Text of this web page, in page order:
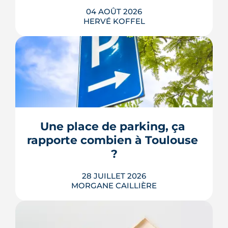
04 AOÛT 2026
HERVÉ KOFFEL
Avenue d'Atlanta, à la Roseraie, un
chantier de six hectares réorganise les
coulisses techniques de Toulouse
Métropole. Derrière les buttes de terre
déménagement de services, plusieurs
chiffrages officiels et un bras de fer
environnemental.
LIRE L'ARTICLE
Une place de parking, ça
rapporte combien à Toulouse
?
28 JUILLET 2026
MORGANE CAILLIÈRE